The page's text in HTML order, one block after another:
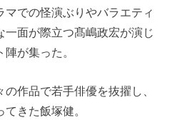
マでの怪演ぶりやバラエティ
面が際立つ髙嶋政宏が演じ
が集った。
作品で若手俳優を抜擢し、
きた飯塚健。